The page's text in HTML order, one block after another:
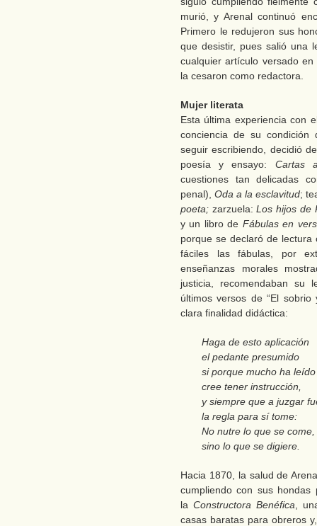
murió, y Arenal continuó
Primero le redujeron sus
que desistir, pues salió una
cualquier artículo versado
la cesaron como redactora.
Mujer literata
Esta última experiencia con
conciencia de su condición
seguir escribiendo, decidió
poesía y ensayo: Cartas
cuestiones tan delicadas
penal), Oda a la esclavitud;
poeta; zarzuela:Los hijos de
y un libro de Fábulas en
porque se declaró de lectura
fáciles las fábulas, por
enseñanzas morales
justicia, recomendaban su
últimos versos de “El
clara finalidad didáctica:
Haga de esto aplicación
el pedante presumido
si porque mucho ha leído
cree tener instrucción,
y siempre que a juzgar
la regla para sí tome:
No nutre lo que se come,
sino lo que se digiere.
Hacia 1870, la salud de
cumpliendo con sus hondas
laConstructora Benéfica ,
casas baratas para obreros